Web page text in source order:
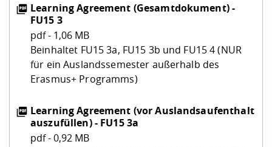
Learning Agreement (Gesamtdokument) -
FU15 3
pdf - 1,06 MB
Beinhaltet FU15 3a, FU15 3b und FU15 4 (NUR
für ein Auslandssemester außerhalb des
Erasmus+ Programms)
Learning Agreement (vor Auslandsaufenthalt
auszufüllen) - FU15 3a
pdf - 0,92 MB